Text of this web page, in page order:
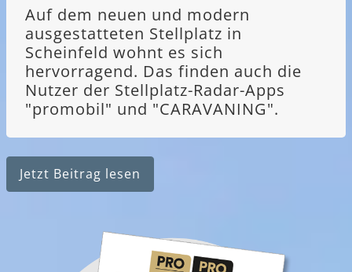
Auf dem neuen und modern
ausgestatteten Stellplatz in
Scheinfeld wohnt es sich
hervorragend. Das finden auch die
Nutzer der Stellplatz-Radar-Apps
"promobil" und "CARAVANING".
Jetzt Beitrag lesen